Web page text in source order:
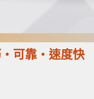
‧可靠‧速度快